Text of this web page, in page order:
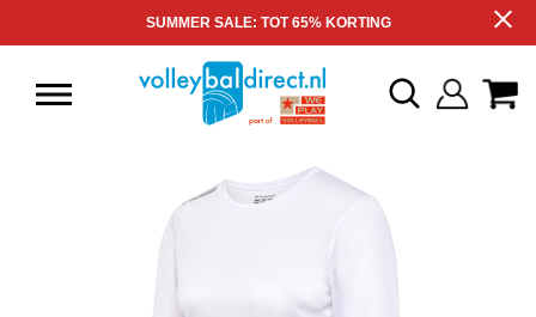
SUMMER SALE: TOT 65% KORTING